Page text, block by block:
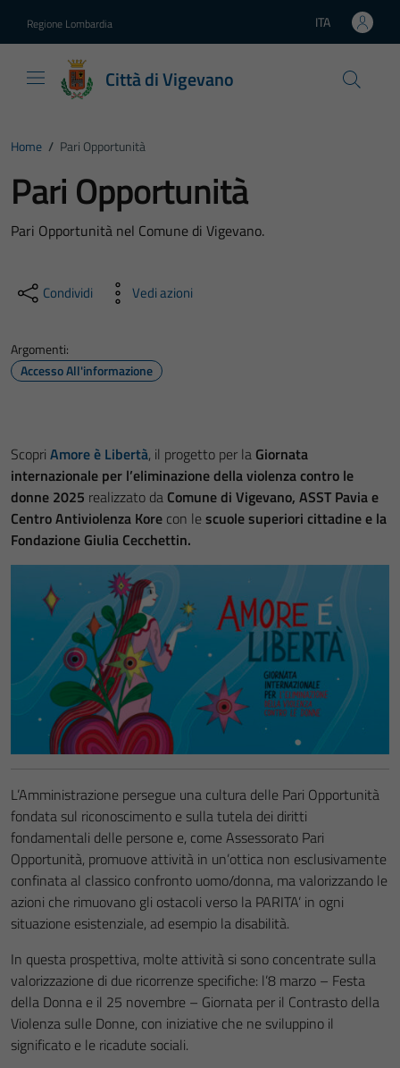
Regione Lombardia Lingua attiva:
ITA
Città di Vigevano
Home / Pari Opportunità
Pari Opportunità
Pari Opportunità nel Comune di Vigevano.
Condividi Vedi azioni
Argomenti:
Accesso All'informazione
Scopri Amore è Libertà, il progetto per la Giornata
internazionale per l’eliminazione della violenza contro le
donne 2025 realizzato da Comune di Vigevano, ASST Pavia e
Centro Antiviolenza Kore con lescuole superiori cittadine e la
Fondazione Giulia Cecchettin.
L’Amministrazione persegue una cultura delle Pari Opportunità
fondata sul riconoscimento e sulla tutela dei diritti
fondamentali delle persone e, come Assessorato Pari
Opportunità, promuove attività in un’ottica non esclusivamente
confinata al classico confronto uomo/donna, ma valorizzando le
azioni che rimuovano gli ostacoli verso la PARITA’ in ogni
situazione esistenziale, ad esempio la disabilità.
In questa prospettiva, molte attività si sono concentrate sulla
valorizzazione di due ricorrenze specifiche: l’8 marzo – Festa
della Donna e il 25 novembre – Giornata per il Contrasto della
Violenza sulle Donne, con iniziative che ne sviluppino il
significato e le ricadute sociali.